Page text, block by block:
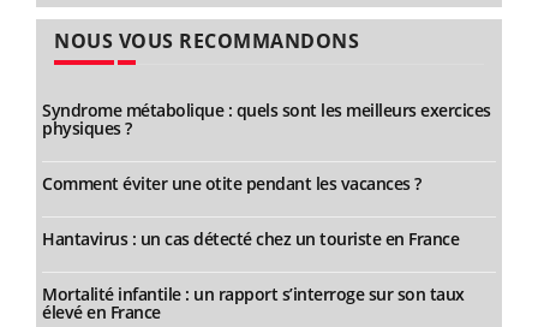
NOUS VOUS RECOMMANDONS
Syndrome métabolique : quels sont les meilleurs exercices
physiques ?
Comment éviter une otite pendant les vacances ?
Hantavirus : un cas détecté chez un touriste en France
Mortalité infantile : un rapport s’interroge sur son taux
élevé en France